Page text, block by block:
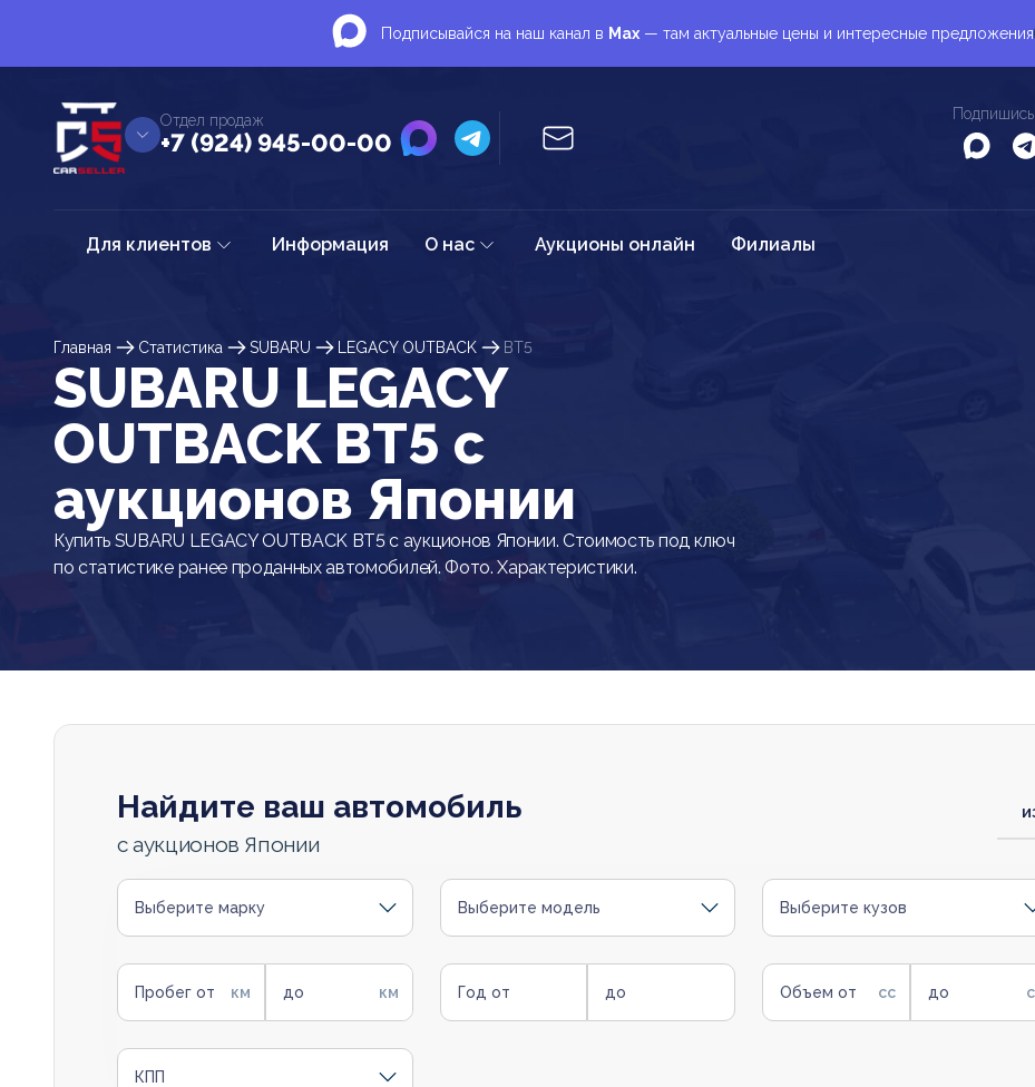
Подписывайся на наш канал в Max — там актуальные цены и интересные предложения
Отдел продаж
+7 (924) 945-00-00
Для клиентов Информация О нас Аукционы онлайн Филиалы
Главная Статистика SUBARU LEGACY OUTBACK BT5
SUBARU LEGACY
OUTBACK BT5 c
аукционов Японии
Купить SUBARU LEGACY OUTBACK BT5 с аукционов Японии. Стоимость под ключ
по статистике ранее проданных автомобилей. Фото. Характеристики.
Найдите ваш автомобиль
с аукционов Японии
Выберите марку Выберите модель Выберите кузов
Пробег от до Год от до Объем от до
КПП